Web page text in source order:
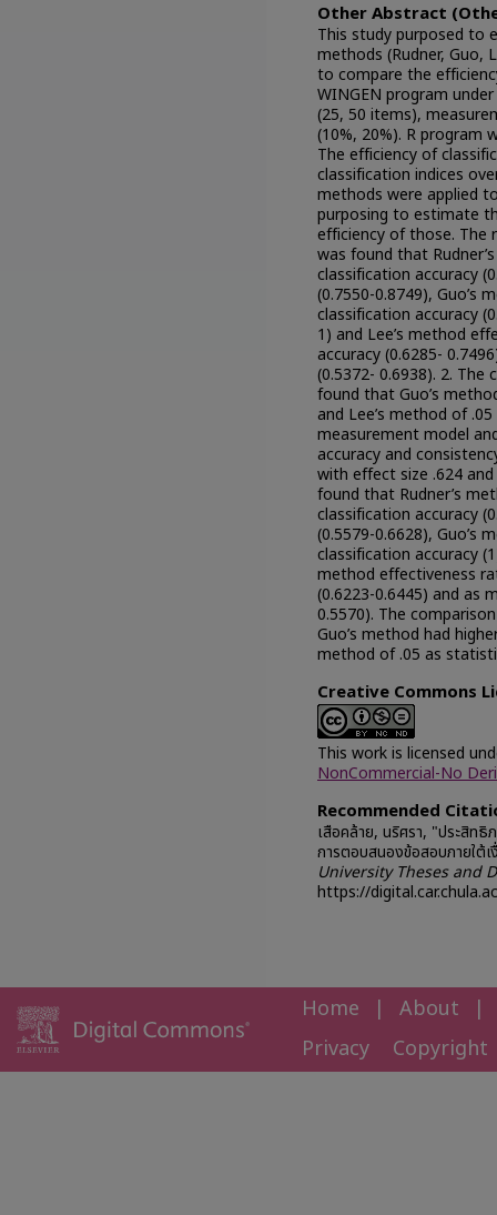
Other Abstract
This study purposed to
methods (Rudner, Guo,
to compare the
WINGEN program
(25, 50 items),
(10%, 20%). R program
The efficiency of
classification indices
methods were applied
purposing to estimate
efficiency of those. The
was found that
classification accuracy
(0.7550-0.8749), Guo’s
classification accuracy
1) and Lee’s method
accuracy (0.6285-
(0.5372- 0.6938). 2.
found that Guo’s
and Lee’s method of
measurement model
accuracy and
with effect size .624
found that Rudner’s
classification accuracy
(0.5579-0.6628), Guo’s
classification accuracy
method effectiveness
(0.6223-0.6445) and as
0.5570). The
Guo’s method had
method of .05 as
Creative Commons
This work is licensed
NonCommercial-No
Recommended
เสือคล้าย, นริศรา, "ประสิทธิ
การตอบสนองข้อสอบภายใต้
University Theses and
https://
Home | About
|
Privacy
Copyright